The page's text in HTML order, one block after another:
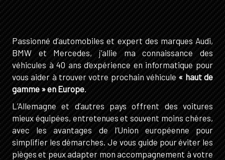
Passionné d’automobiles et expert des marques Audi,
BMW et Mercedes, j’allie ma connaissance des
véhicules à 40 ans d’expérience en informatique pour
vous aider à trouver votre prochain véhicule« haut de
gamme » en Europe.
L’Allemagne et d’autres pays offrent des voitures
mieux équipées, entretenues et souvent moins chères,
avec les avantages de l’Union européenne pour
simplifier les démarches. Je vous guide pour éviter les
pièges et peux adapter mon accompagnement à votre